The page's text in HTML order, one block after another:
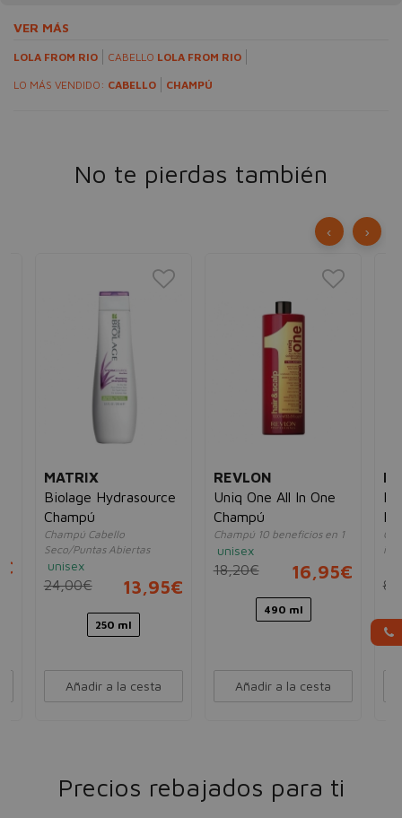
VER MÁS
LOLA FROM RIO CABELLO LOLA FROM RIO
LO MÁS VENDIDO: CABELLO CHAMPÚ
No te pierdas también
MATRIX
Biolage Hydrasource
Champú
Champú Cabello
Seco/Puntas Abiertas
unisex
24,00€ 13,95€
250 ml
Añadir a la cesta
REVLON
Uniq One All In One
Champú
Champú 10 beneficios en 1
unisex
18,20€ 16,95€
490 ml
Añadir a la cesta
‹ ›
Precios rebajados para ti